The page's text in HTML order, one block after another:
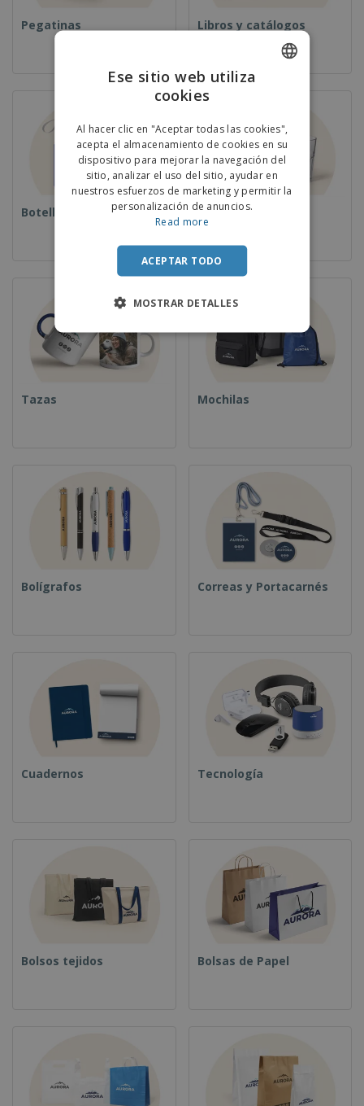
Pegatinas Libros y catálogos
Botellas Copas
Tazas Mochilas
Bolígrafos Correas y Portacarnés
Cuadernos Tecnología
Bolsos tejidos Bolsas de Papel
SPANISH
Ese sitio web utiliza
cookies
Al hacer clic en "Aceptar todas las cookies",
acepta el almacenamiento de cookies en su
dispositivo para mejorar la navegación del
sitio, analizar el uso del sitio, ayudar en
nuestros esfuerzos de marketing y permitir la
personalización de anuncios.
Read more
ACEPTAR TODO
MOSTRAR DETALLES